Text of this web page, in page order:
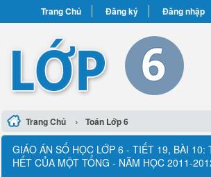
Trang Chủ Đăng ký Đăng nhập
Trang Chủ › Toán Lớp 6
GIÁO ÁN SỐ HỌC LỚP 6 - TIẾT 19, BÀI 10:
HẾT CỦA MỘT TỔNG - NĂM HỌC 2011-